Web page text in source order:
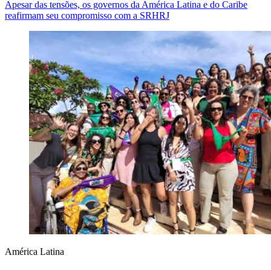
Apesar das tensões, os governos da América Latina e do Caribe
reafirmam seu compromisso com a SRHRJ
América Latina